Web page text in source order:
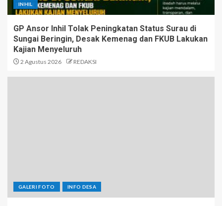
INHIL
GP Ansor Inhil Tolak Peningkatan Status Surau di
Sungai Beringin, Desak Kemenag dan FKUB Lakukan
Kajian Menyeluruh
2 Agustus 2026 REDAKSI
GALERI FOTO INFO DESA